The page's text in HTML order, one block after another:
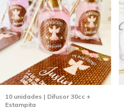
10 unidades | Difusor 30cc +
Estampita